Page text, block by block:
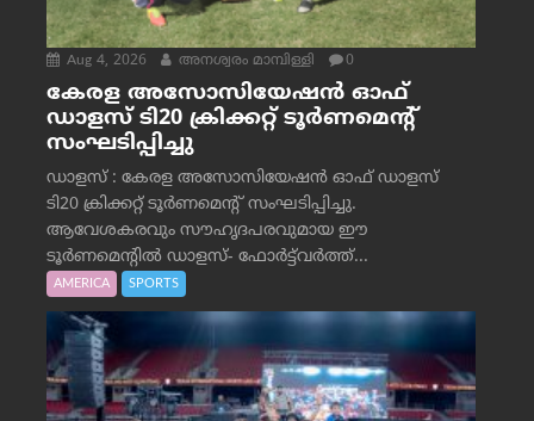
Aug 4, 2026 അനശ്വരം മാമ്പിള്ളി 0
കേരള അസോസിയേഷൻ ഓഫ്
ഡാളസ് ടി20 ക്രിക്കറ്റ് ടൂർണമെന്റ്
സംഘടിപ്പിച്ചു
ഡാളസ് : കേരള അസോസിയേഷൻ ഓഫ് ഡാളസ്
ടി20 ക്രിക്കറ്റ് ടൂർണമെന്റ് സംഘടിപ്പിച്ചു.
ആവേശകരവും സൗഹൃദപരവുമായ ഈ
ടൂർണമെന്റിൽ ഡാളസ്- ഫോർട്ട്‌വര്‍ത്ത്...
AMERICA SPORTS